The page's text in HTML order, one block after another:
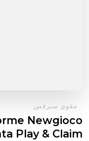
مقوي سيرفس
Newgioco
Play & Claim